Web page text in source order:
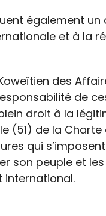
également
et à la
des
de
droit à la
(51) de la Charte
qui
son peuple et